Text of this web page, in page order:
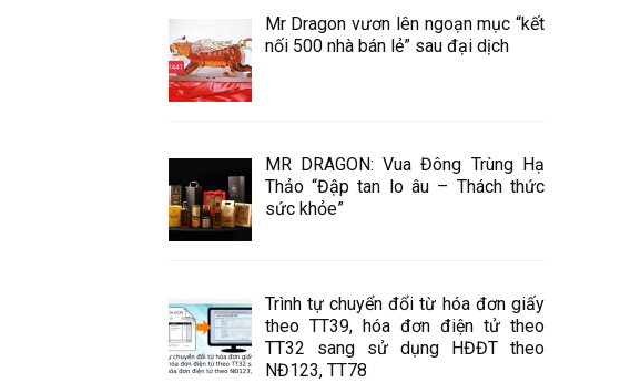
Mr Dragon vươn lên ngoạn mục “kết
nối 500 nhà bán lẻ” sau đại dịch
MR DRAGON: Vua Đông Trùng Hạ
Thảo “Đập tan lo âu – Thách thức
sức khỏe”
Trình tự chuyển đổi từ hóa đơn giấy
theo TT39, hóa đơn điện tử theo
TT32 sang sử dụng HĐĐT theo
NĐ123, TT78